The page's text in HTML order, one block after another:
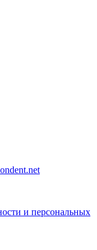
и персональных